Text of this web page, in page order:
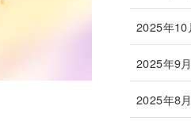
2025年10
2025年9月
2025年8月